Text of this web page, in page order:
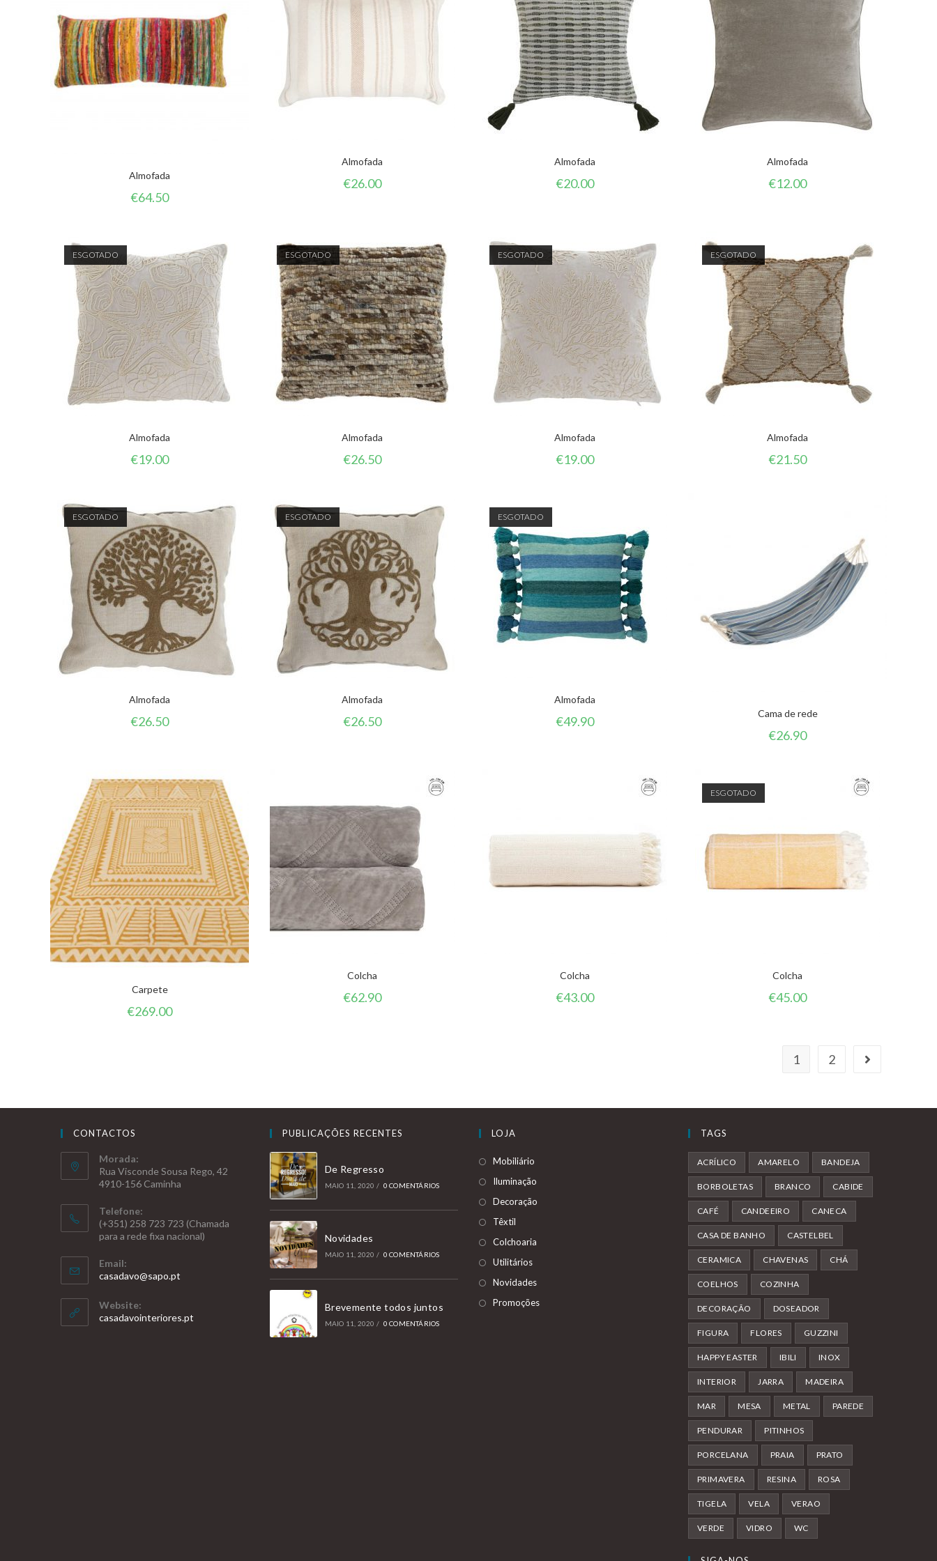
Almofada
€64.50
Almofada
€26.00
Almofada
€20.00
Almofada
€12.00
ESGOTADO
Almofada
€19.00
ESGOTADO
Almofada
€26.50
ESGOTADO
Almofada
€19.00
ESGOTADO
Almofada
€21.50
ESGOTADO
Almofada
€26.50
ESGOTADO
Almofada
€26.50
ESGOTADO
Almofada
€49.90
Cama de rede
€26.90
Carpete
€269.00
Colcha
€62.90
Colcha
€43.00
ESGOTADO
Colcha
€45.00
1 2
CONTACTOS
Morada:
Rua Visconde Sousa Rego, 42
4910-156 Caminha
Telefone:
(+351) 258 723 723 (Chamada
para a rede fixa nacional)
Email:
casadavo@sapo.pt
Website:
casadavointeriores.pt
PUBLICAÇÕES RECENTES
De Regresso
MAIO 11, 2020 / 0 COMENTÁRIOS
Novidades
MAIO 11, 2020 / 0 COMENTÁRIOS
Brevemente todos juntos
MAIO 11, 2020 / 0 COMENTÁRIOS
LOJA
Mobiliário
Iluminação
Decoração
Têxtil
Colchoaria
Utilitários
Novidades
Promoções
TAGS
ACRÍLICO AMARELO BANDEJA
BORBOLETAS BRANCO CABIDE
CAFÉ CANDEEIRO CANECA
CASA DE BANHO CASTELBEL
CERAMICA CHAVENAS CHÁ
COELHOS COZINHA
DECORAÇÃO DOSEADOR
FIGURA FLORES GUZZINI
HAPPY EASTER IBILI INOX
INTERIOR JARRA MADEIRA
MAR MESA METAL PAREDE
PENDURAR PITINHOS
PORCELANA PRAIA PRATO
PRIMAVERA RESINA ROSA
TIGELA VELA VERAO
VERDE VIDRO WC